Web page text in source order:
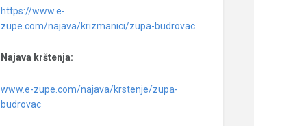
https://www.e-
zupe.com/najava/krizmanici/zupa-budrovac
Najava krštenja:
www.e-zupe.com/najava/krstenje/zupa-
budrovac